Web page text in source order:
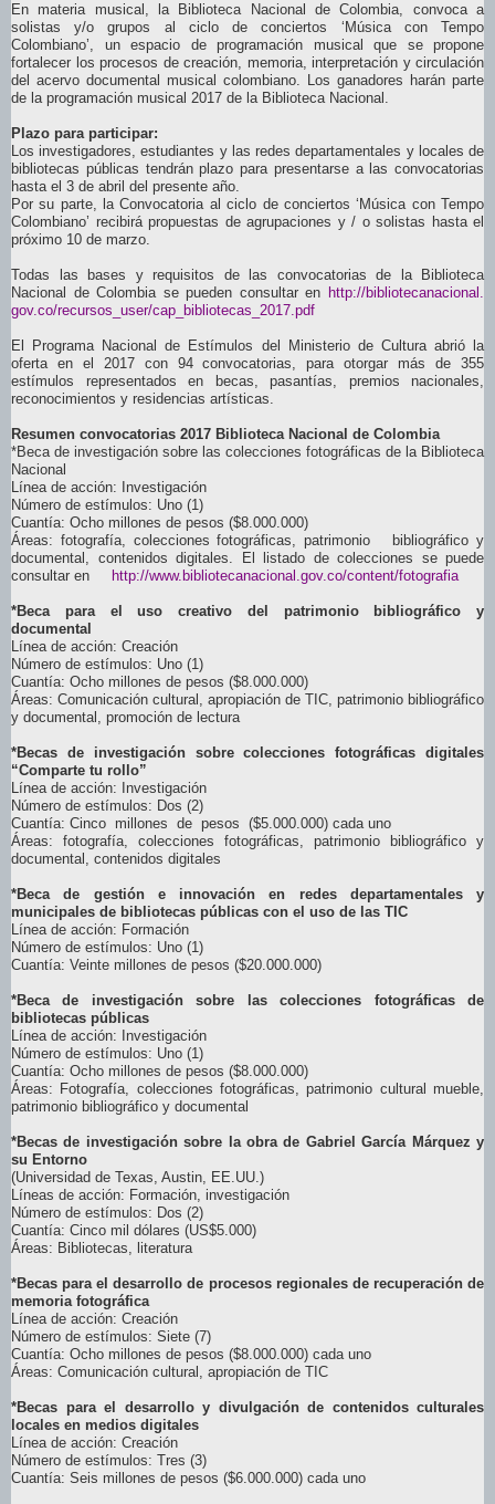
En materia musical, la Biblioteca Nacional de Colombia, convoca a
solistas y/o grupos al ciclo de conciertos ‘Música con Tempo
Colombiano’, un espacio de programación musical que se propone
fortalecer los procesos de creación, memoria, interpretación y circulación
del acervo documental musical colombiano. Los ganadores harán parte
de la programación musical 2017 de la Biblioteca Nacional.
Plazo para participar:
Los investigadores, estudiantes y las redes departamentales y locales de
bibliotecas públicas tendrán plazo para presentarse a las convocatorias
hasta el 3 de abril del presente año.
Por su parte, la Convocatoria al ciclo de conciertos ‘Música con Tempo
Colombiano’ recibirá propuestas de agrupaciones y / o solistas hasta el
próximo 10 de marzo.
Todas las bases y requisitos de las convocatorias de la Biblioteca
Nacional de Colombia se pueden consultar en http://bibliotecanacional.
gov.co/recursos_user/cap_ bibliotecas_2017.pdf
El Programa Nacional de Estímulos del Ministerio de Cultura abrió la
oferta en el 2017 con 94 convocatorias, para otorgar más de 355
estímulos representados en becas, pasantías, premios nacionales,
reconocimientos y residencias artísticas.
Resumen convocatorias 2017 Biblioteca Nacional de Colombia
*Beca de investigación sobre las colecciones fotográficas de la Biblioteca
Nacional
Línea de acción: Investigación
Número de estímulos: Uno (1)
Cuantía: Ocho millones de pesos ($8.000.000)
Áreas: fotografía, colecciones fotográficas, patrimonio bibliográfico y
documental, contenidos digitales. El listado de colecciones se puede
consultar en
http://www. bibliotecanacional.gov.co/content/fotografia
*Beca para el uso creativo del patrimonio bibliográfico y
documental
Línea de acción: Creación
Número de estímulos: Uno (1)
Cuantía: Ocho millones de pesos ($8.000.000)
Áreas: Comunicación cultural, apropiación de TIC, patrimonio bibliográfico
y documental, promoción de lectura
*Becas de investigación sobre colecciones fotográficas digitales
“Comparte tu rollo”
Línea de acción: Investigación
Número de estímulos: Dos (2)
Cuantía: Cinco millones de pesos ($5.000.000) cada uno
Áreas: fotografía, colecciones fotográficas, patrimonio bibliográfico y
documental, contenidos digitales
*Beca de gestión e innovación en redes departamentales y
municipales de bibliotecas públicas con el uso de las TIC
Línea de acción: Formación
Número de estímulos: Uno (1)
Cuantía: Veinte millones de pesos ($20.000.000)
*Beca de investigación sobre las colecciones fotográficas de
bibliotecas públicas
Línea de acción: Investigación
Número de estímulos: Uno (1)
Cuantía: Ocho millones de pesos ($8.000.000)
Áreas: Fotografía, colecciones fotográficas, patrimonio cultural mueble,
patrimonio bibliográfico y documental
*Becas de investigación sobre la obra de Gabriel García Márquez y
su Entorno
(Universidad de Texas, Austin, EE.UU.)
Líneas de acción: Formación, investigación
Número de estímulos: Dos (2)
Cuantía: Cinco mil dólares (US$5.000)
Áreas: Bibliotecas, literatura
*Becas para el desarrollo de procesos regionales de recuperación de
memoria fotográfica
Línea de acción: Creación
Número de estímulos: Siete (7)
Cuantía: Ocho millones de pesos ($8.000.000) cada uno
Áreas: Comunicación cultural, apropiación de TIC
*Becas para el desarrollo y divulgación de contenidos culturales
locales en medios digitales
Línea de acción: Creación
Número de estímulos: Tres (3)
Cuantía: Seis millones de pesos ($6.000.000) cada uno